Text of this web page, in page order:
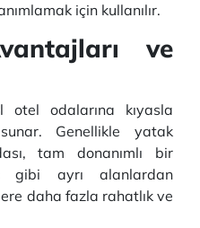
için kullanılır.
ve
otel odalarına kıyasla
Genellikle yatak
tam donanımlı bir
gibi ayrı alanlardan
daha fazla rahatlık ve